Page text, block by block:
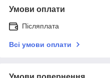
Умови оплати
Післяплата
Всі умови оплати